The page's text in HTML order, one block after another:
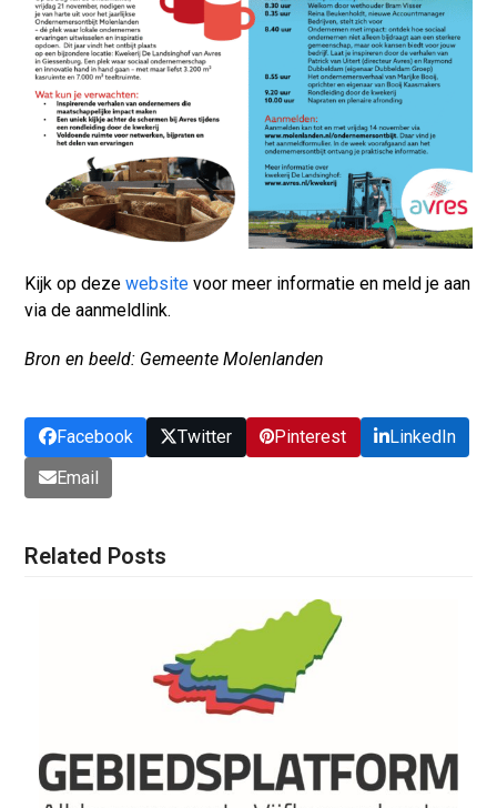
Kijk op dezewebsite voor meer informatie en meld je aan
via de aanmeldlink.
Bron en beeld: Gemeente Molenlanden
Facebook Twitter Pinterest
LinkedIn
Email
Related Posts